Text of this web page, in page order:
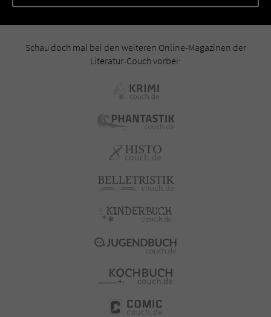
Schau doch mal bei den weiteren Online-Magazinen der
Literatur-Couch vorbei: